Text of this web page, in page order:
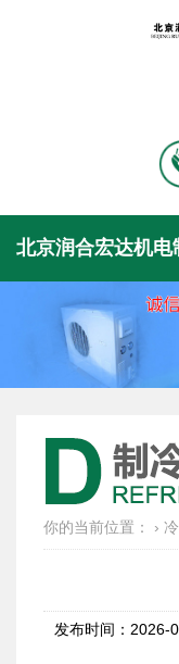
北京润合宏达机电
你的当前位置： ›
发布时间：2026-